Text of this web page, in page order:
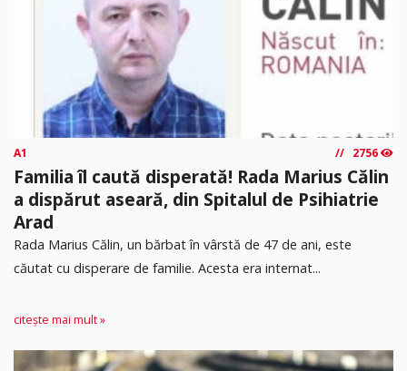
A1 2756
Familia îl caută disperată! Rada Marius Călin
a dispărut aseară, din Spitalul de Psihiatrie
Arad
Rada Marius Călin, un bărbat în vârstă de 47 de ani, este
căutat cu disperare de familie. Acesta era internat...
citește mai mult »